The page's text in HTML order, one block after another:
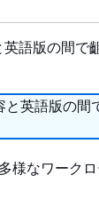
語版の間で
英語版の間
様なワーク